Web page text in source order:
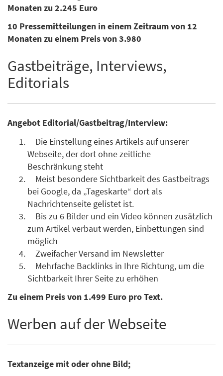
Monaten zu 2.245 Euro
10 Pressemitteilungen in einem Zeitraum von 12
Monaten zu einem Preis von 3.980
Gastbeiträge, Interviews,
Editorials
Angebot Editorial/Gastbeitrag/Interview:
Die Einstellung eines Artikels auf unserer
Webseite, der dort ohne zeitliche
Beschränkung steht
Meist besondere Sichtbarkeit des Gastbeitrags
bei Google, da „Tageskarte“ dort als
Nachrichtenseite gelistet ist.
Bis zu 6 Bilder und ein Video können zusätzlich
zum Artikel verbaut werden, Einbettungen sind
möglich
Zweifacher Versand im Newsletter
Mehrfache Backlinks in Ihre Richtung, um die
Sichtbarkeit Ihrer Seite zu erhöhen
Zu einem Preis von 1.499 Euro pro Text.
Werben auf der Webseite
Textanzeige mit oder ohne Bild;